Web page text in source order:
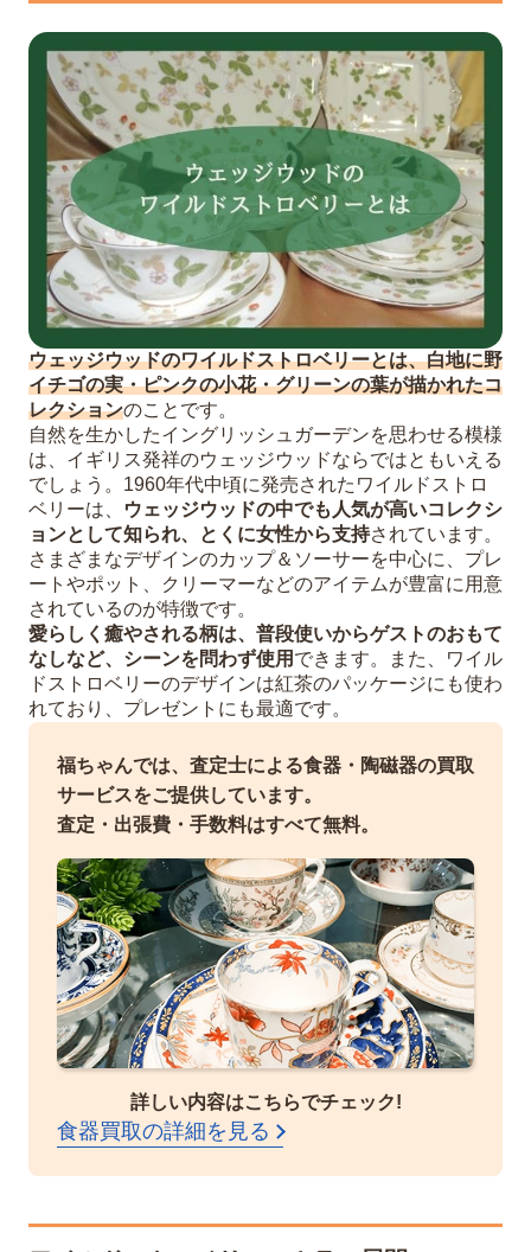
ウェッジウッドのワイルドストロベリーとは、白地に野
イチゴの実・ピンクの小花・グリーンの葉が描かれたコ
レクションのことです。
自然を生かしたイングリッシュガーデンを思わせる模様
は、イギリス発祥のウェッジウッドならではともいえる
でしょう。1960年代中頃に発売されたワイルドストロ
ベリーは、
ウェッジウッドの中でも人気が高いコレクシ
ョンとして知られ、とくに女性から支持されています。
さまざまなデザインのカップ＆ソーサーを中心に、プレ
ートやポット、クリーマーなどのアイテムが豊富に用意
されているのが特徴です。
愛らしく癒やされる柄は、普段使いからゲストのおもて
なしなど、シーンを問わず使用 できます。また、ワイル
ドストロベリーのデザインは紅茶のパッケージにも使わ
れており、プレゼントにも最適です。
福ちゃんでは、査定士による食器・陶磁器の買取
サービスをご提供しています。
査定・出張費・手数料はすべて無料。
詳しい内容はこちらでチェック!
食器買取の詳細を見る